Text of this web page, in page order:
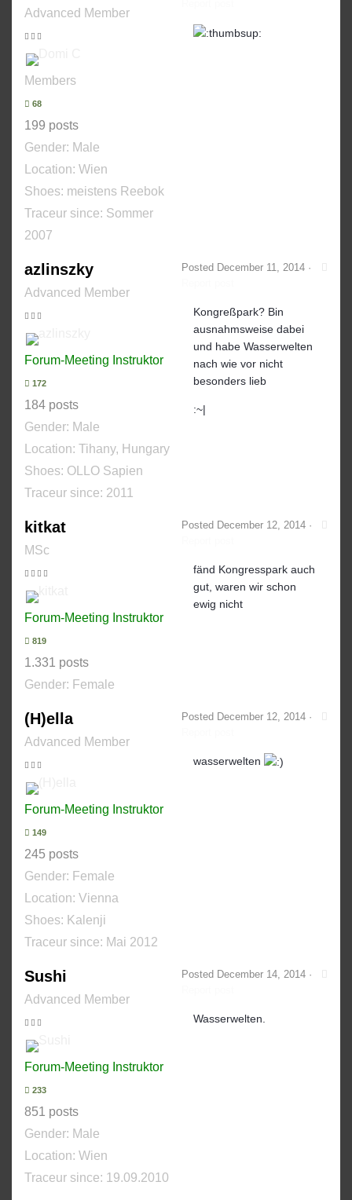
Advanced Member
Members
68
199 posts
Gender: Male
Location: Wien
Shoes: meistens Reebok
Traceur since: Sommer
2007
azlinszky
Advanced Member
Forum-Meeting Instruktor
172
184 posts
Gender: Male
Location: Tihany, Hungary
Shoes: OLLO Sapien
Traceur since: 2011
Posted December 11, 2014 ·
Kongreßpark? Bin
ausnahmsweise dabei
und habe Wasserwelten
nach wie vor nicht
besonders lieb
:~|
kitkat
MSc
Forum-Meeting Instruktor
819
1.331 posts
Gender: Female
Posted December 12, 2014 ·
fänd Kongresspark auch
gut, waren wir schon
ewig nicht
(H)ella
Advanced Member
Forum-Meeting Instruktor
149
245 posts
Gender: Female
Location: Vienna
Shoes: Kalenji
Traceur since: Mai 2012
Posted December 12, 2014 ·
wasserwelten
Sushi
Advanced Member
Forum-Meeting Instruktor
233
851 posts
Gender: Male
Location: Wien
Traceur since: 19.09.2010
Posted December 14, 2014 ·
Wasserwelten.